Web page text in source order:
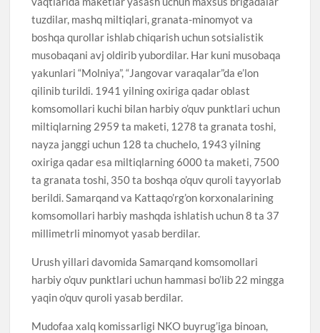
tuzdilar, mashq miltiqlari, granata-minomyot va
boshqa qurollar ishlab chiqarish uchun sotsialistik
musobaqani avj oldirib yubordilar. Har kuni musobaqa
yakunlari “Molniya”, “Jangovar varaqalar”da e’lon
qilinib turildi. 1941 yilning oxiriga qadar oblast
komsomollari kuchi bilan harbiy o’quv punktlari uchun
miltiqlarning 2959 ta maketi, 1278 ta granata toshi,
nayza janggi uchun 128 ta chuchelo, 1943 yilning
oxiriga qadar esa miltiqlarning 6000 ta maketi, 7500
ta granata toshi, 350 ta boshqa o’quv quroli tayyorlab
berildi. Samarqand va Kattaqo’rg’on korxonalarining
komsomollari harbiy mashqda ishlatish uchun 8 ta 37
millimetrli minomyot yasab berdilar.
Urush yillari davomida Samarqand komsomollari
harbiy o’quv punktlari uchun hammasi bo’lib 22 mingga
yaqin o’quv quroli yasab berdilar.
Mudofaa xalq komissarligi NKO buyrug’iga binoan,